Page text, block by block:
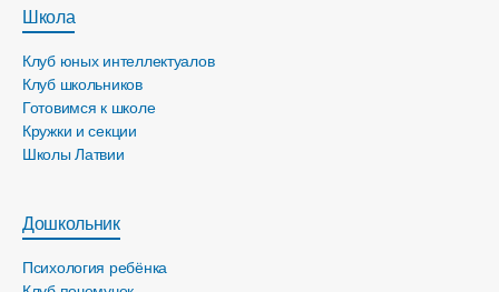
Школа
Клуб юных интеллектуалов
Клуб школьников
Готовимся к школе
Кружки и секции
Школы Латвии
Дошкольник
Психология ребёнка